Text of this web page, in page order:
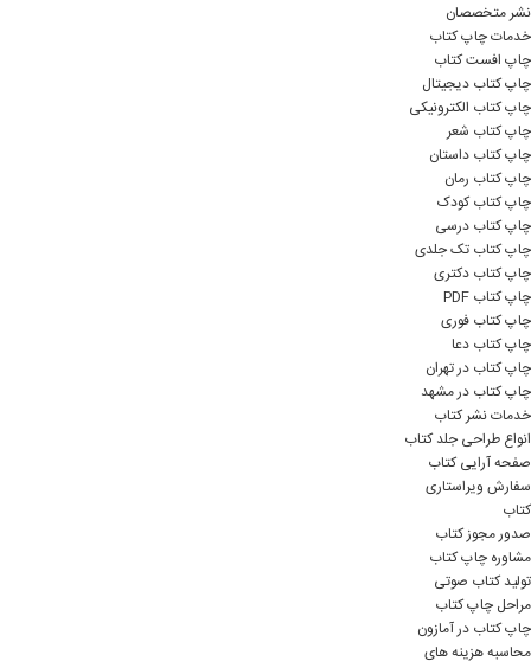
نشر متخصصان
خدمات چاپ کتاب
چاپ افست کتاب
چاپ کتاب دیجیتال
چاپ کتاب الکترونیکی
چاپ کتاب شعر
چاپ کتاب داستان
چاپ کتاب رمان
چاپ کتاب کودک
چاپ کتاب درسی
چاپ کتاب تک جلدی
چاپ کتاب دکتری
چاپ کتاب PDF
چاپ کتاب فوری
چاپ کتاب دعا
چاپ کتاب در تهران
چاپ کتاب در مشهد
خدمات نشر کتاب
انواع طراحی جلد کتاب
صفحه آرایی کتاب
سفارش ویراستاری
کتاب
صدور مجوز کتاب
مشاوره چاپ کتاب
تولید کتاب صوتی
مراحل چاپ کتاب
چاپ کتاب در آمازون
محاسبه هزینه های